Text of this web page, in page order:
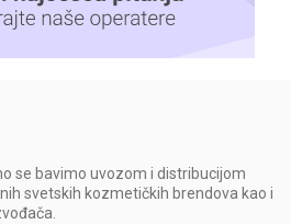
se bavimo uvozom i distribucijom
svetskih kozmetičkih brendova kao i